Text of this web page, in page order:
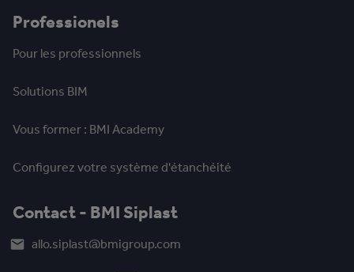
Professionels
Pour les professionnels
Solutions BIM
Vous former : BMI Academy
Configurez votre système d'étanchéité
Contact - BMI Siplast
allo.siplast@bmigroup.com